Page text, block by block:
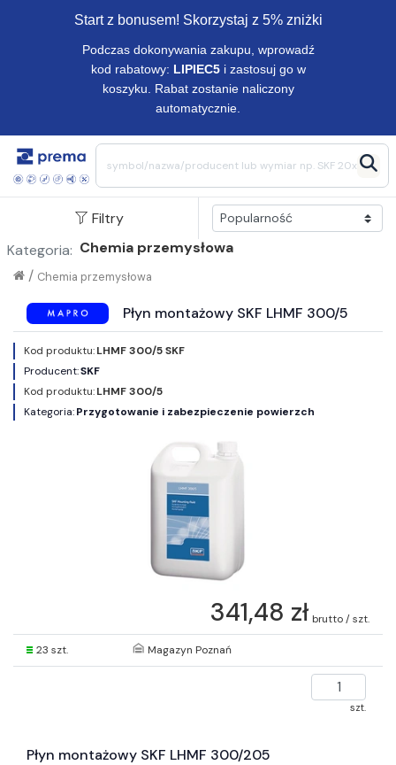
Start z bonusem! Skorzystaj z 5% zniżki
Podczas dokonywania zakupu, wprowadź
kod rabatowy: LIPIEC5 i zastosuj go w
koszyku. Rabat zostanie naliczony
automatycznie.
Filtry
Kategoria: Chemia przemysłowa
Chemia przemysłowa
/
Płyn montażowy SKF LHMF 300/5
Kod produktu:LHMF 300/5 SKF
Producent:SKF
Kod produktu:LHMF 300/5
Kategoria:Przygotowanie i zabezpieczenie powierzch
341,48 zł brutto / szt.
23 szt. Magazyn Poznań
szt.
Płyn montażowy SKF LHMF 300/205